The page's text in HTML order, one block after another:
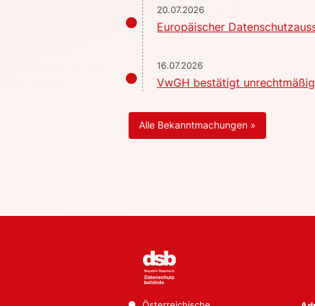
20.07.2026
Europäischer
16.07.2026
VwGH bestätigt
Alle Bekanntmachungen »